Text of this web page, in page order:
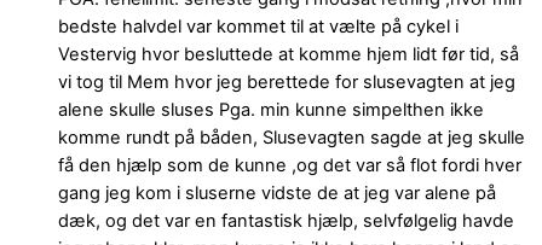
bedste halvdel var kommet til at vælte på cykel i
Vestervig hvor besluttede at komme hjem lidt før tid, så
vi tog til Mem hvor jeg berettede for slusevagten at jeg
alene skulle sluses Pga. min kunne simpelthen ikke
komme rundt på båden, Slusevagten sagde at jeg skulle
få den hjælp som de kunne ,og det var så flot fordi hver
gang jeg kom i sluserne vidste de at jeg var alene på
dæk, og det var en fantastisk hjælp, selvfølgelig havde